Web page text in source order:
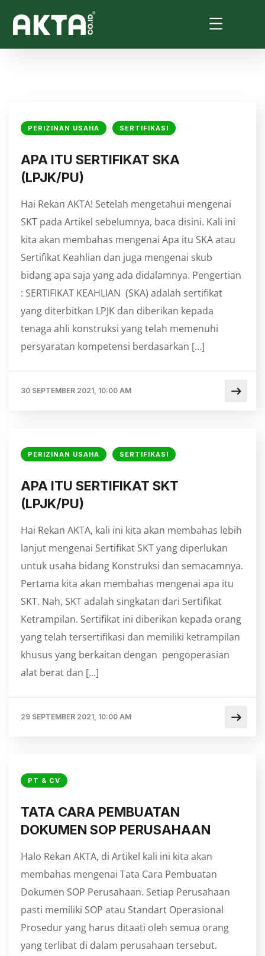
PERIZINAN USAHA SERTIFIKASI
APA ITU SERTIFIKAT SKA
(LPJK/PU)
Hai Rekan AKTA! Setelah mengetahui mengenai
SKT pada Artikel sebelumnya, baca disini. Kali ini
kita akan membahas mengenai Apa itu SKA atau
Sertifikat Keahlian dan juga mengenai skub
bidang apa saja yang ada didalamnya. Pengertian
: SERTIFIKAT KEAHLIAN (SKA) adalah sertifikat
yang diterbitkan LPJK dan diberikan kepada
tenaga ahli konstruksi yang telah memenuhi
persyaratan kompetensi berdasarkan […]
30 SEPTEMBER 2021, 10:00 AM
PERIZINAN USAHA SERTIFIKASI
APA ITU SERTIFIKAT SKT
(LPJK/PU)
Hai Rekan AKTA, kali ini kita akan membahas lebih
lanjut mengenai Sertifikat SKT yang diperlukan
untuk usaha bidang Konstruksi dan semacamnya.
Pertama kita akan membahas mengenai apa itu
SKT. Nah, SKT adalah singkatan dari Sertifikat
Ketrampilan. Sertifikat ini diberikan kepada orang
yang telah tersertifikasi dan memiliki ketrampilan
khusus yang berkaitan dengan pengoperasian
alat berat dan […]
29 SEPTEMBER 2021, 10:00 AM
PT & CV
TATA CARA PEMBUATAN
DOKUMEN SOP PERUSAHAAN
Halo Rekan AKTA, di Artikel kali ini kita akan
membahas mengenai Tata Cara Pembuatan
Dokumen SOP Perusahaan. Setiap Perusahaan
pasti memiliki SOP atau Standart Operasional
Prosedur yang harus ditaati oleh semua orang
yang terlibat di dalam perusahaan tersebut.